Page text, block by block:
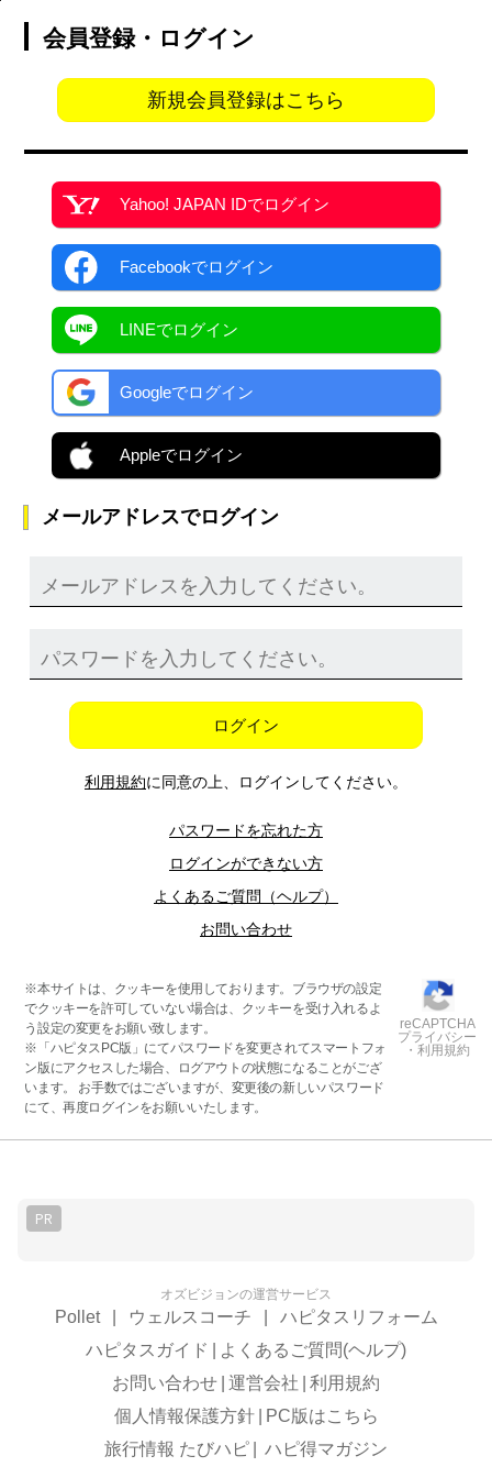
会員登録・ログイン
新規会員登録はこちら
Yahoo! JAPAN IDでログイン
Facebookでログイン
LINEでログイン
Googleでログイン
Appleでログイン
メールアドレスでログイン
ログイン
利用規約に同意の上、ログインしてください。
パスワードを忘れた方
ログインができない方
よくあるご質問（ヘルプ）
お問い合わせ
※本サイトは、クッキーを使用しております。ブラウザの設定
でクッキーを許可していない場合は、クッキーを受け入れるよ
う設定の変更をお願い致します。
※「ハピタスPC版」にてパスワードを変更されてスマートフォ
ン版にアクセスした場合、ログアウトの状態になることがござ
います。 お手数ではございますが、変更後の新しいパスワード
にて、再度ログインをお願いいたします。
reCAPTCHA
プライバシー
・利用規約
PR
オズビジョンの運営サービス
Pollet ウェルスコーチ
ハピタスリフォーム
ハピタスガイド
よくあるご質問(ヘルプ)
お問い合わせ 運営会社
利用規約
個人情報保護方針
PC版はこちら
旅行情報 たびハピ
ハピ得マガジン